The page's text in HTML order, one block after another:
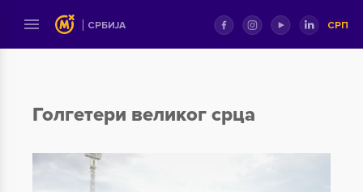
СРБИЈА СРП
Голгетери великог срца